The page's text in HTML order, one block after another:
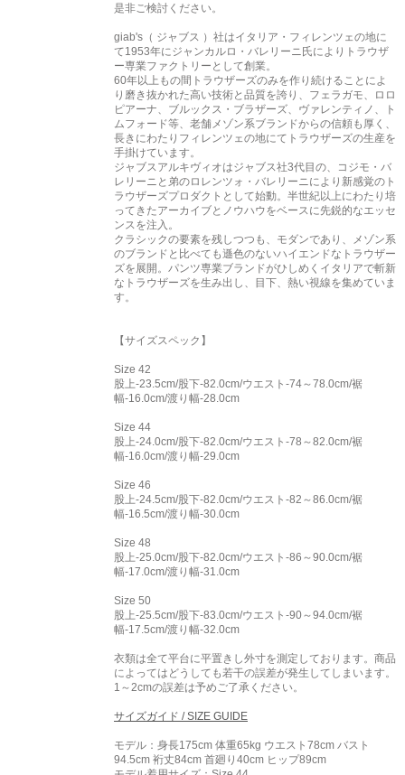
是非ご検討ください。
giab's（ ジャブス ）社はイタリア・フィレンツェの地に
て1953年にジャンカルロ・バレリーニ氏によりトラウザ
ー専業ファクトリーとして創業。
60年以上もの間トラウザーズのみを作り続けることによ
り磨き抜かれた高い技術と品質を誇り、フェラガモ、ロロ
ピアーナ、ブルックス・ブラザーズ、ヴァレンティノ、ト
ムフォード等、老舗メゾン系ブランドからの信頼も厚く、
長きにわたりフィレンツェの地にてトラウザーズの生産を
手掛けています。
ジャブスアルキヴィオはジャブス社3代目の、コジモ・バ
レリーニと弟のロレンツォ・バレリーニにより新感覚のト
ラウザーズプロダクトとして始動。半世紀以上にわたり培
ってきたアーカイブとノウハウをベースに先鋭的なエッセ
ンスを注入。
クラシックの要素を残しつつも、モダンであり、メゾン系
のブランドと比べても遜色のないハイエンドなトラウザー
ズを展開。パンツ専業ブランドがひしめくイタリアで斬新
なトラウザーズを生み出し、目下、熱い視線を集めていま
す。
【サイズスペック】
Size 42
股上-23.5cm/股下-82.0cm/ウエスト-74～78.0cm/裾
幅-16.0cm/渡り幅-28.0cm
Size 44
股上-24.0cm/股下-82.0cm/ウエスト-78～82.0cm/裾
幅-16.0cm/渡り幅-29.0cm
Size 46
股上-24.5cm/股下-82.0cm/ウエスト-82～86.0cm/裾
幅-16.5cm/渡り幅-30.0cm
Size 48
股上-25.0cm/股下-82.0cm/ウエスト-86～90.0cm/裾
幅-17.0cm/渡り幅-31.0cm
Size 50
股上-25.5cm/股下-83.0cm/ウエスト-90～94.0cm/裾
幅-17.5cm/渡り幅-32.0cm
衣類は全て平台に平置きし外寸を測定しております。商品
によってはどうしても若干の誤差が発生してしまいます。
1～2cmの誤差は予めご了承ください。
サイズガイド / SIZE GUIDE
モデル：身長175cm 体重65kg ウエスト78cm バスト
94.5cm 裄丈84cm 首廻り40cm ヒップ89cm